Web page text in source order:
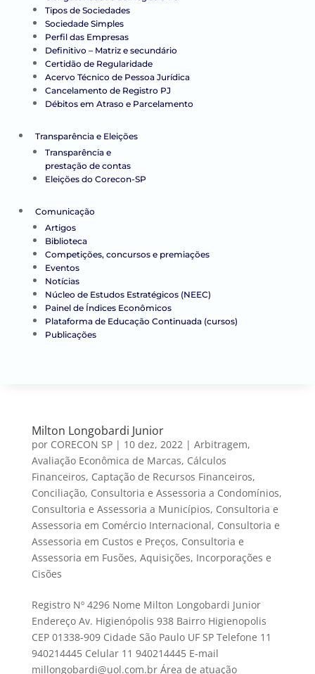
Tipos de Sociedades
Sociedade Simples
Perfil das Empresas
Definitivo – Matriz e secundário
Certidão de Regularidade
Acervo Técnico de Pessoa Jurídica
Cancelamento de Registro PJ
Débitos em Atraso e Parcelamento
Transparência e Eleições
Transparência e
prestação de contas
Eleições do Corecon-SP
Comunicação
Artigos
Biblioteca
Competições, concursos e premiações
Eventos
Notícias
Núcleo de Estudos Estratégicos (NEEC)
Painel de Índices Econômicos
Plataforma de Educação Continuada (cursos)
Publicações
Milton Longobardi Junior
por CORECON SP| 10 dez, 2022| Arbitragem,
Avaliação Econômica de Marcas, Cálculos
Financeiros, Captação de Recursos Financeiros,
Conciliação, Consultoria e Assessoria a Condomínios,
Consultoria e Assessoria a Municípios, Consultoria e
Assessoria em Comércio Internacional, Consultoria e
Assessoria em Custos e Preços, Consultoria e
Assessoria em Fusões, Aquisições, Incorporações e
Cisões
Registro Nº 4296 Nome Milton Longobardi Junior
Endereço Av. Higienópolis 938 Bairro Higienopolis
CEP 01338-909 Cidade São Paulo UF SP Telefone 11
940214445 Celular 11 940214445 E-mail
millongobardi@uol.com.br Área de atuação